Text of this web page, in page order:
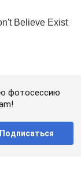
фотосессию
Подписаться